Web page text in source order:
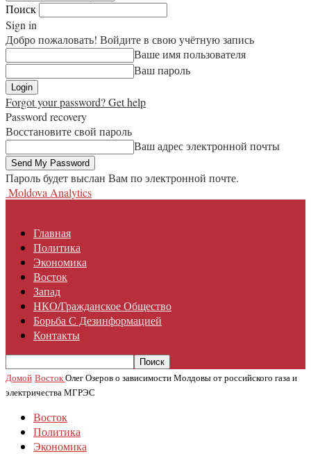
Поиск
Sign in
Добро пожаловать! Войдите в свою учётную запись
Ваше имя пользователя
Ваш пароль
Forgot your password? Get help
Password recovery
Восстановите свой пароль
Ваш адрес электронной почты
Пароль будет выслан Вам по электронной почте.
Moldova Analytics
Главная
Политика
Экономика
Восток
Запад
НКО/гражданское Общество
Борьба С Дезинформацией
Контакты
Домой ВостокОлег Озеров о зависимости Молдовы от российского газа и
электричества МГРЭС
Восток
Политика
Экономика